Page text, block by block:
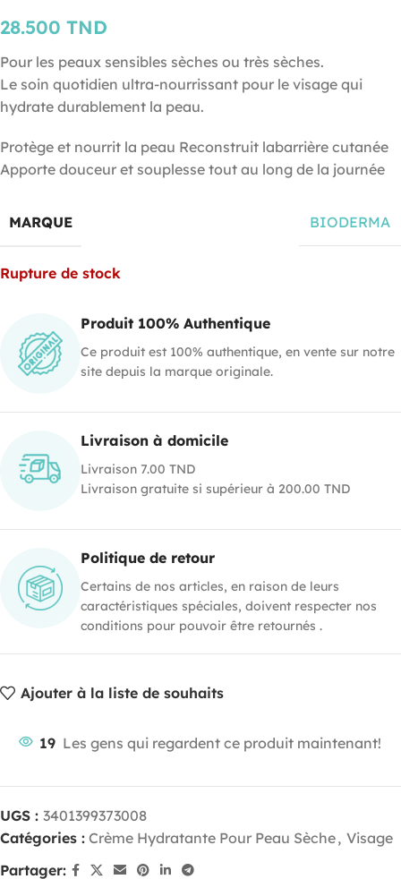
28.500 TND
Pour les peaux sensibles sèches ou très sèches.
Le soin quotidien ultra-nourrissant pour le visage qui
hydrate durablement la peau.
Protège et nourrit la peau Reconstruit labarrière cutanée
Apporte douceur et souplesse tout au long de la journée
MARQUE BIODERMA
Rupture de stock
Produit 100% Authentique
Ce produit est 100% authentique, en vente sur notre
site depuis la marque originale.
Livraison à domicile
Livraison 7.00 TND
Livraison gratuite si supérieur à 200.00 TND
Politique de retour
Certains de nos articles, en raison de leurs
caractéristiques spéciales, doivent respecter nos
conditions pour pouvoir être retournés .
Ajouter à la liste de souhaits
19 Les gens qui regardent ce produit maintenant!
UGS : 3401399373008
Catégories : Crème Hydratante Pour Peau Sèche, Visage
Partager: